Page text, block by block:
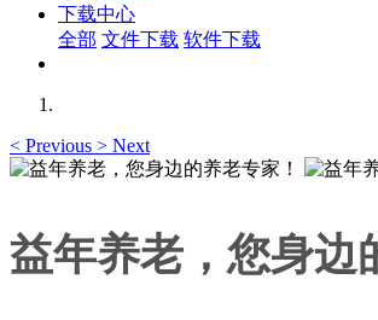
下载中心
全部 文件下载 软件下载
< Previous > Next
益年养老，您身边